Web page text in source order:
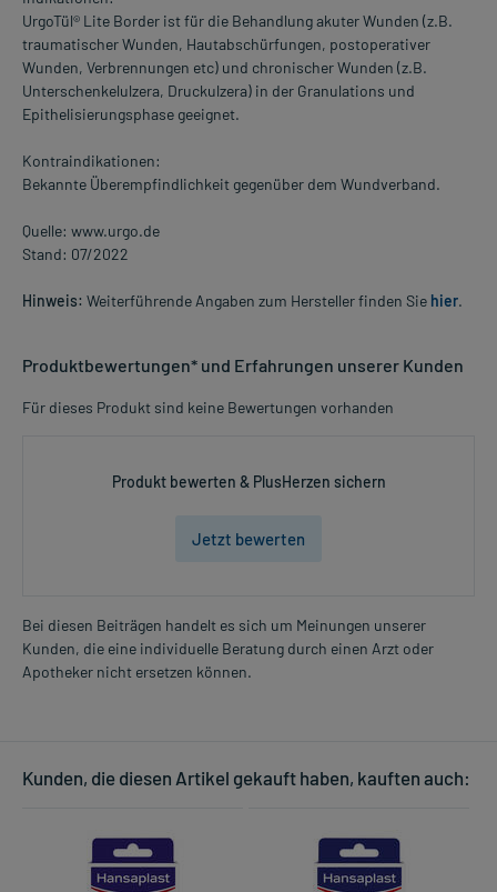
UrgoTül® Lite Border ist für die Behandlung akuter Wunden (z.B.
traumatischer Wunden, Hautabschürfungen, postoperativer
Wunden, Verbrennungen etc) und chronischer Wunden (z.B.
Unterschenkelulzera, Druckulzera) in der Granulations­ und
Epithelisierungsphase geeignet.
Kontraindikationen:
Bekannte Überempfindlichkeit gegenüber dem Wundverband.
Quelle: www.urgo.de
Stand: 07/2022
Hinweis: Weiterführende Angaben zum Hersteller finden Sie hier.
Produktbewertungen* und Erfahrungen unserer Kunden
Für dieses Produkt sind keine Bewertungen vorhanden
Produkt bewerten & PlusHerzen sichern
Jetzt bewerten
Bei diesen Beiträgen handelt es sich um Meinungen unserer
Kunden, die eine individuelle Beratung durch einen Arzt oder
Apotheker nicht ersetzen können.
Kunden, die diesen Artikel gekauft haben, kauften auch: